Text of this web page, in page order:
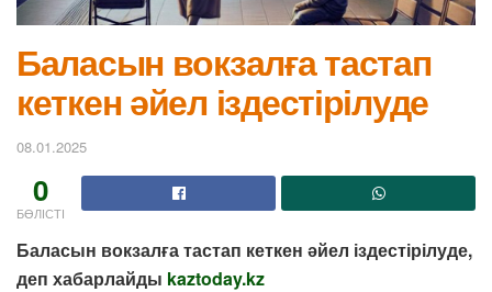
Баласын вокзалға тастап
кеткен әйел іздестірілуде
08.01.2025
0
БӨЛІСТІ
Баласын вокзалға тастап кеткен әйел іздестірілуде,
деп хабарлайды kaztoday.kz